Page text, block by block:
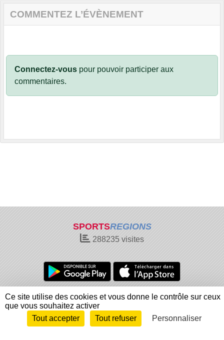
COMMENTEZ L’ÉVÈNEMENT
Connectez-vous pour pouvoir participer aux
commentaires.
SPORTSREGIONS
288235 visites
Charte cookies
Gestion des cookies
Informations légales
Signaler un contenu inapproprié
Envie de participer ?
Connexion
Ce site utilise des cookies et vous donne le contrôle sur ceux
que vous souhaitez activer
Tout accepter
Tout refuser Personnaliser